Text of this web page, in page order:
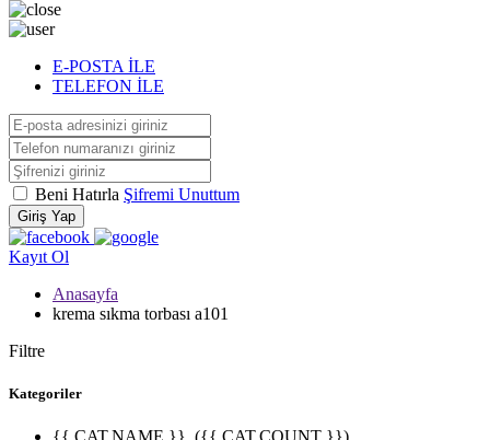
E-POSTA İLE
TELEFON İLE
Beni Hatırla Şifremi Unuttum
Giriş Yap
Kayıt Ol
Anasayfa
krema sıkma torbası a101
Filtre
Kategoriler